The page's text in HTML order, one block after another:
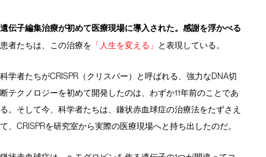
遺伝子編集治療が初めて医療現場に導入された。感謝を浮かべる
患者たちは、この治療を 「人生を変える」 と表現している。
科学者たちがCRISPR（クリスパー）と呼ばれる、強力なDNA切
断テクノロジーを初めて開発したのは、わずか11年前のことであ
る。そして今、科学者たちは、鎌状赤血球症の治療法をたずさえ
て、CRISPRを研究室から実際の医療現場へと持ち出したのだ。